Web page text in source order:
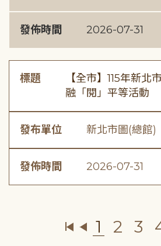
發佈時間 2026-07-31
標題
【全市】115年新
融「閱」平等活動
發布單位 新北市圖(總館)
發佈時間 2026-07-31
1 2 3